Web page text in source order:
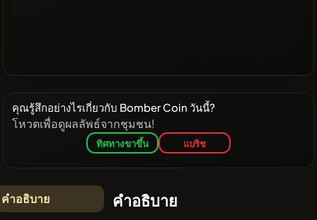
คุณรู้สึกอย่างไรเกี่ยวกับ Bomber Coin วันนี้?
โหวตเพื่อดูผลลัพธ์จากชุมชน!
ทิศทางขาขึ้น แบริช
คำอธิบาย คำอธิบาย